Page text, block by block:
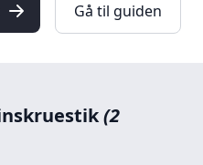
Gå til guiden
(2